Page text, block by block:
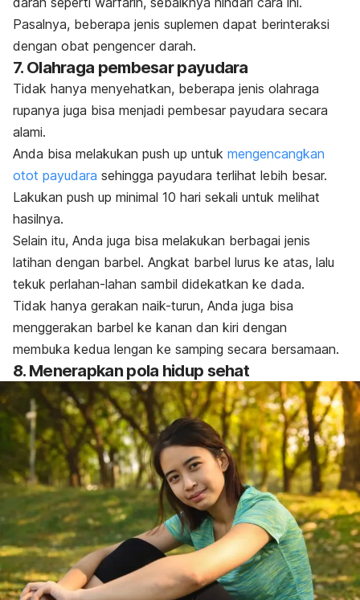
Pasalnya, beberapa jenis suplemen dapat berinteraksi
dengan obat pengencer darah.
7. Olahraga pembesar payudara
Tidak hanya menyehatkan, beberapa jenis olahraga
rupanya juga bisa menjadi pembesar payudara secara
alami.
Anda bisa melakukan push up untuk mengencangkan
otot payudara sehingga payudara terlihat lebih besar.
Lakukan push up minimal 10 hari sekali untuk melihat
hasilnya.
Selain itu, Anda juga bisa melakukan berbagai jenis
latihan dengan barbel. Angkat barbel lurus ke atas, lalu
tekuk perlahan-lahan sambil didekatkan ke dada.
Tidak hanya gerakan naik-turun, Anda juga bisa
menggerakan barbel ke kanan dan kiri dengan
membuka kedua lengan ke samping secara bersamaan.
8. Menerapkan pola hidup sehat